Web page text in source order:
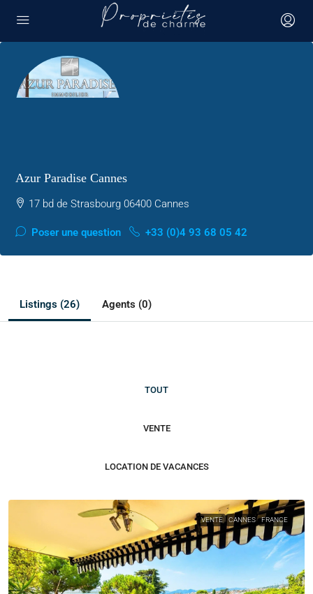
Azur Paradise Cannes
17 bd de Strasbourg 06400 Cannes
Poser une question +33 (0)4 93 68 05 42
Listings (26) Agents (0)
TOUT
VENTE
LOCATION DE VACANCES
VENTE CANNES FRANCE